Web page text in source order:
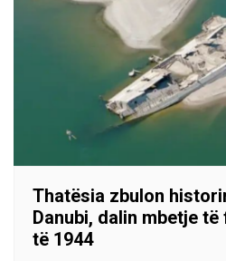
Thatësia zbulon
Danubi, dalin mbetje
të 1944